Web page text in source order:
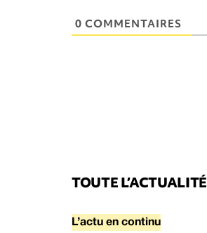
0 COMMENTAIRES
TOUTE L’ACTUALITÉ
L’actu en continu